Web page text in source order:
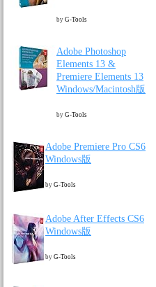
by G-Tools
Adobe Photoshop
Elements 13 &
Premiere Elements 13
Windows/Macintosh版
by G-Tools
Adobe Premiere Pro CS6
Windows版
by G-Tools
Adobe After Effects CS6
Windows版
by G-Tools